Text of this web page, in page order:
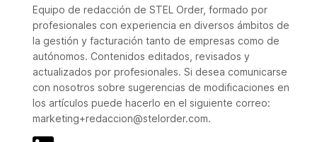
Equipo de redacción de STEL Order, formado por
profesionales con experiencia en diversos ámbitos de
la gestión y facturación tanto de empresas como de
autónomos. Contenidos editados, revisados y
actualizados por profesionales. Si desea comunicarse
con nosotros sobre sugerencias de modificaciones en
los artículos puede hacerlo en el siguiente correo:
marketing+redaccion@stelorder.com.